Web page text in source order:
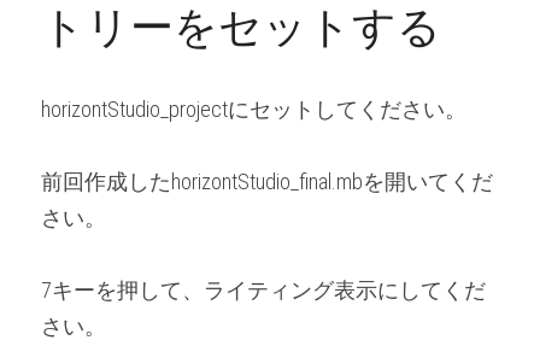
トリーをセットする
horizontStudio_projectにセットしてください。
前回作成したhorizontStudio_final.mbを開いてくだ
さい。
7キーを押して、ライティング表示にしてくだ
さい。